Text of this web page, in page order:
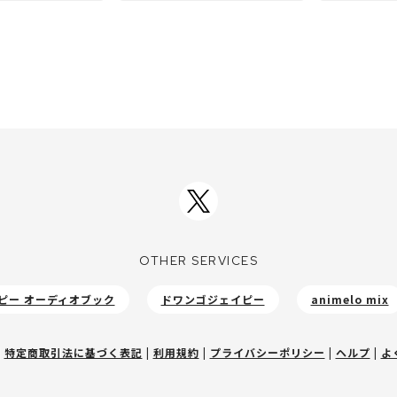
OTHER SERVICES
ー オーディオブック ドワンゴジェイピー animelo mix
特定商取引法に基づく表記 | 利用規約 | プライバシーポリシー | ヘルプ | よ